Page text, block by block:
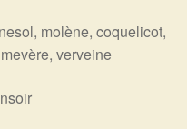
molène, coquelicot,
verveine